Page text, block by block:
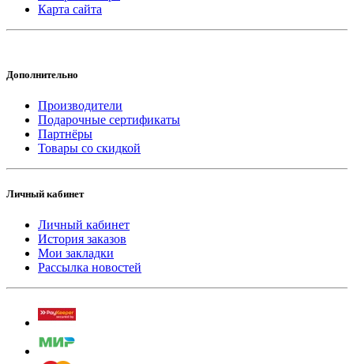
Карта сайта
Дополнительно
Производители
Подарочные сертификаты
Партнёры
Товары со скидкой
Личный кабинет
Личный кабинет
История заказов
Мои закладки
Рассылка новостей